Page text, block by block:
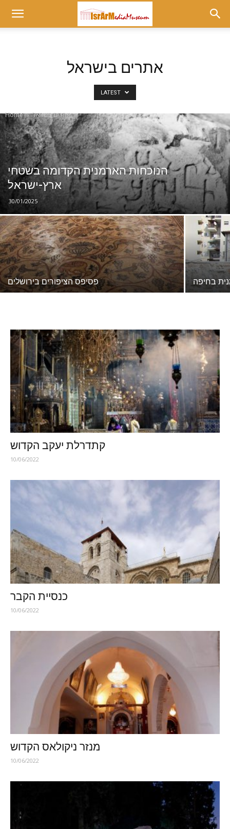
Museum
Home אתרים בישראל
אתרים בישראל
LATEST
הנוכחות הארמנית הקדומה בשטחי
ארץ-ישראל
30/01/2025
פסיפס הציפורים בירושלים בחיפה
קתדרלת יעקב הקדוש
10/06/2022
כנסיית הקבר
10/06/2022
מנזר ניקולאס הקדוש
10/06/2022